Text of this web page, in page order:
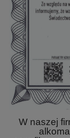
W naszej